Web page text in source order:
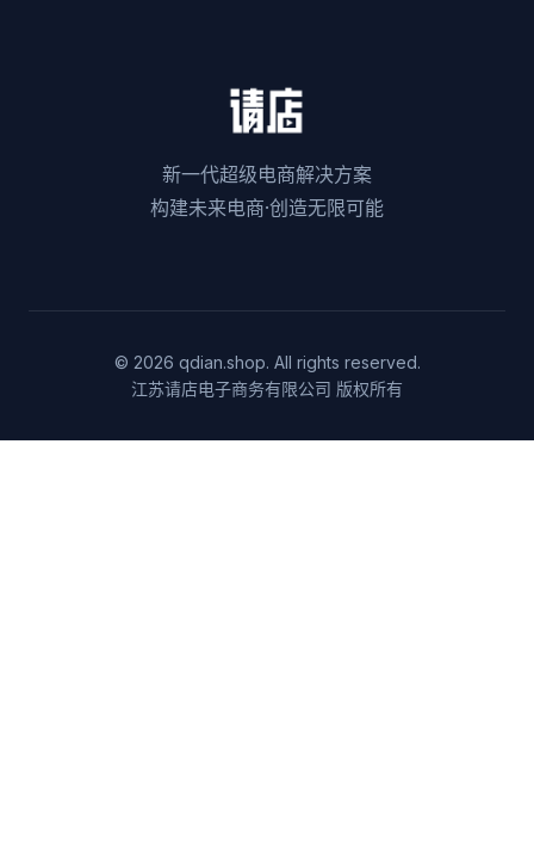
新一代超级电商解决方案
构建未来电商·创造无限可能
© 2026 qdian.shop. All rights reserved.
江苏请店电子商务有限公司 版权所有